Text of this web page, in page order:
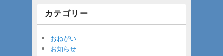
カテゴリー
おねがい
お知らせ